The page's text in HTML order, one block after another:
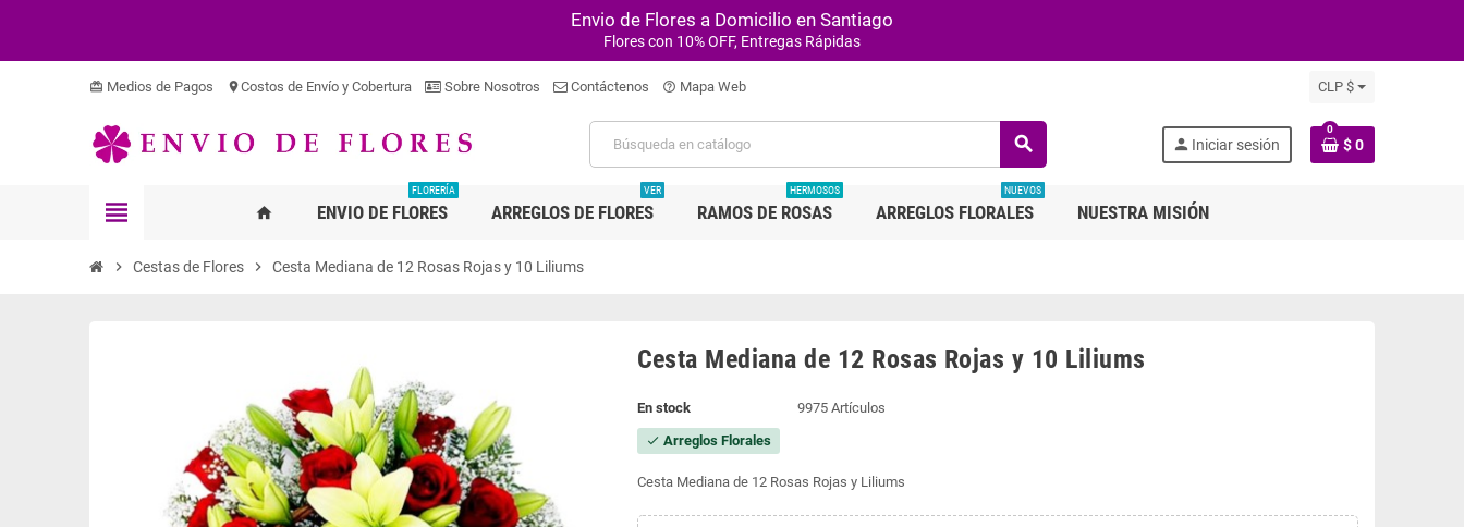
Envio de Flores a Domicilio en Santiago
Flores con 10% OFF, Entregas Rápidas
card_giftcard Medios de Pagos location_onCostos de Envío y Cobertura Sobre Nosotros Contáctenos help_outline Mapa Web CLP $
search person Iniciar sesión
0
$ 0
view_headline home ENVIO DE FLORES
FLORERÍA
ARREGLOS DE FLORES
VER
RAMOS DE ROSAS
HERMOSOS
ARREGLOS FLORALES
NUEVOS
NUESTRA MISIÓN
chevron_right Cestas de Flores chevron_right Cesta Mediana de 12 Rosas Rojas y 10 Liliums
Cesta Mediana de 12 Rosas Rojas y 10 Liliums
En stock 9975 Artículos
check Arreglos Florales
Cesta Mediana de 12 Rosas Rojas y Liliums